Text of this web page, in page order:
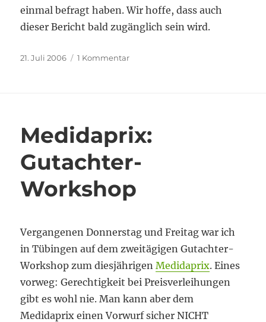
einmal befragt haben. Wir hoffe, dass auch
dieser Bericht bald zugänglich sein wird.
Veröffentlicht
21. Juli 2006 1 Kommentarzu
Medidaprix:
Gutachter-
Workshop
Vergangenen Donnerstag und Freitag war ich
in Tübingen auf dem zweitägigen Gutachter-
Workshop zum diesjährigenMedidaprix. Eines
vorweg: Gerechtigkeit bei Preisverleihungen
gibt es wohl nie. Man kann aber dem
Medidaprix einen Vorwurf sicher NICHT